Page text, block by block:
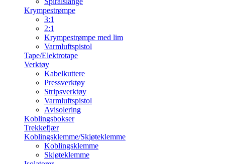
Krympestrømpe
3:1
2:1
Krympestrømpe med lim
Varmluftspistol
Tape/Elektrotape
Verktøy
Kabelkuttere
Pressverktøy
Stripsverktøy
Varmluftspistol
Avisolering
Koblingsbokser
Trekkefjær
Koblingsklemme/Skjøteklemme
Koblingsklemme
Skjøteklemme